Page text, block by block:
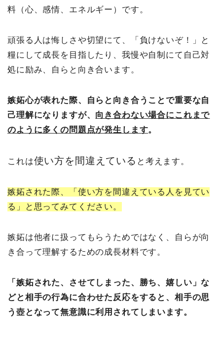
料（心、感情、エネルギー）です。
頑張る人は悔しさや切望にて、「負けないぞ！」と
糧にして成長を目指したり、我慢や自制にて自己対
処に励み、自らと向き合います。
嫉妬心が表れた際、自らと向き合うことで重要な自
己理解になりますが、 向き合わない場合にこれまで
のように多くの問題点が発生します。
これは使い方を間違えている と考えます。
嫉妬された際、「使い方を間違えている人を見てい
る」と思ってみてください。
嫉妬は他者に扱ってもらうためではなく、自らが向
き合って理解するための成長材料です。
「嫉妬された、させてしまった、勝ち、嬉しい」な
どと相手の行為に合わせた反応をすると、相手の思
う壺となって無意識に利用されてしまいます。